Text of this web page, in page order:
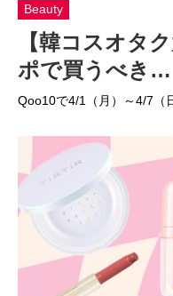
Beauty
【韓コスオタ
ポで買うべき…
Qoo10で4/1（月）～4/7（